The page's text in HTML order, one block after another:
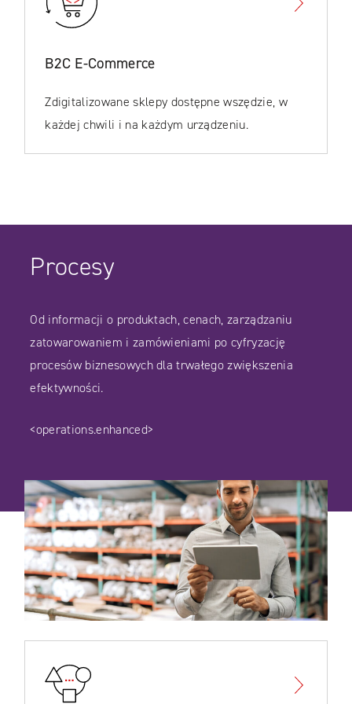
B2C E‑Commerce
Zdigitalizowane sklepy dostępne wszędzie, w
każdej chwili i na każdym urządzeniu.
Procesy
Od informacji o produktach, cenach, zarządzaniu
zatowarowaniem i zamówieniami po cyfryzację
procesów biznesowych dla trwałego zwiększenia
efektywności.
<operations.enhanced>